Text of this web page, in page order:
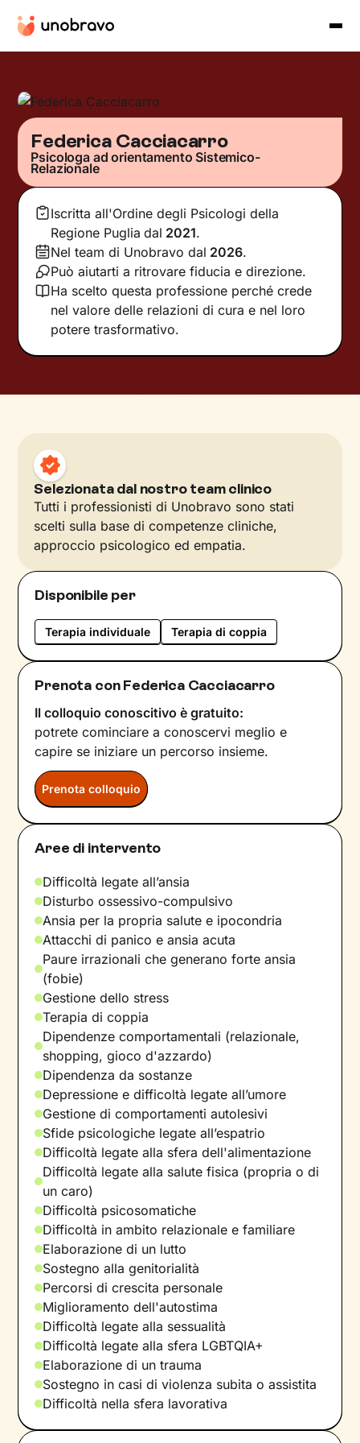
Federica Cacciacarro
Psicologa ad orientamento Sistemico-
Relazionale
Iscritta all'Ordine degli Psicologi della
Regione Puglia dal 2021.
Nel team di Unobravo dal 2026.
Può aiutarti a ritrovare fiducia e direzione.
Ha scelto questa professione perché crede
nel valore delle relazioni di cura e nel loro
potere trasformativo.
Selezionata dal nostro team clinico
Tutti i professionisti di Unobravo sono stati
scelti sulla base di competenze cliniche,
approccio psicologico ed empatia.
Disponibile per
Terapia individuale Terapia di coppia
Prenota con Federica Cacciacarro
Il colloquio conoscitivo è gratuito:
potrete cominciare a conoscervi meglio e
capire se iniziare un percorso insieme.
Prenota colloquio
Aree di intervento
Difficoltà legate all’ansia
Disturbo ossessivo-compulsivo
Ansia per la propria salute e ipocondria
Attacchi di panico e ansia acuta
Paure irrazionali che generano forte ansia
(fobie)
Gestione dello stress
Terapia di coppia
Dipendenze comportamentali (relazionale,
shopping, gioco d'azzardo)
Dipendenza da sostanze
Depressione e difficoltà legate all’umore
Gestione di comportamenti autolesivi
Sfide psicologiche legate all’espatrio
Difficoltà legate alla sfera dell'alimentazione
Difficoltà legate alla salute fisica (propria o di
un caro)
Difficoltà psicosomatiche
Difficoltà in ambito relazionale e familiare
Elaborazione di un lutto
Sostegno alla genitorialità
Percorsi di crescita personale
Miglioramento dell'autostima
Difficoltà legate alla sessualità
Difficoltà legate alla sfera LGBTQIA+
Elaborazione di un trauma
Sostegno in casi di violenza subita o assistita
Difficoltà nella sfera lavorativa